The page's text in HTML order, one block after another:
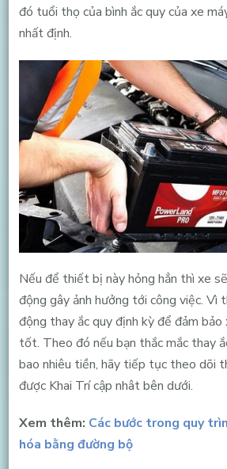
đó tuổi thọ của bình ắc quy của xe
nhất định.
Nếu để thiết bị này hỏng hẳn thì xe
động gây ảnh hưởng tới công việc. Vì
động thay ắc quy định kỳ để đảm
tốt. Theo đó nếu bạn thắc mắc thay
bao nhiêu tiền, hãy tiếp tục theo dõi
được Khai Trí cập nhât bên dưới.
Xem thêm: Các bước trong quy
hóa bằng đường bộ